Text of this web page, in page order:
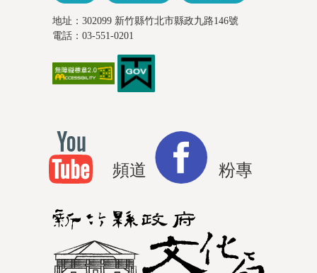
地址：302099 新竹縣竹北市縣政九路146號
電話：03-551-0201
頻道 粉專